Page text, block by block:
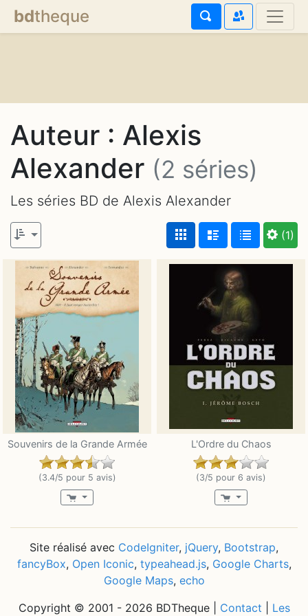
bdtheque
Auteur : Alexis
Alexander (2 séries)
Les séries BD de Alexis Alexander
(1)
Souvenirs de la Grande Armée
(3.4/5 pour 5 avis)
L'Ordre du Chaos
(3/5 pour 6 avis)
Site réalisé avec CodeIgniter, jQuery, Bootstrap,
fancyBox, Open Iconic, typeahead.js, Google Charts,
Google Maps, echo
Copyright © 2001 - 2026 BDTheque | Contact Les